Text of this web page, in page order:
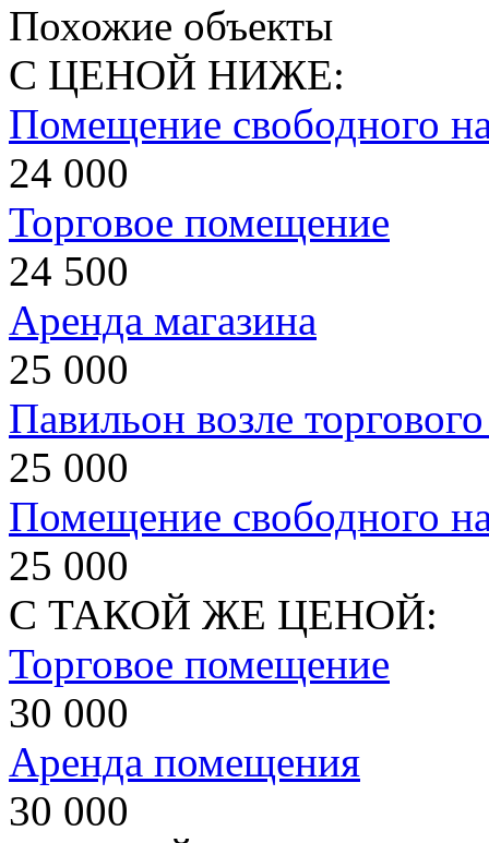
Похожие объекты
С ЦЕНОЙ НИЖЕ:
Помещение свободного
24 000
Торговое помещение
24 500
Аренда магазина
25 000
Павильон возле
25 000
Помещение свободного
25 000
С ТАКОЙ ЖЕ ЦЕНОЙ:
Торговое помещение
30 000
Аренда помещения
30 000